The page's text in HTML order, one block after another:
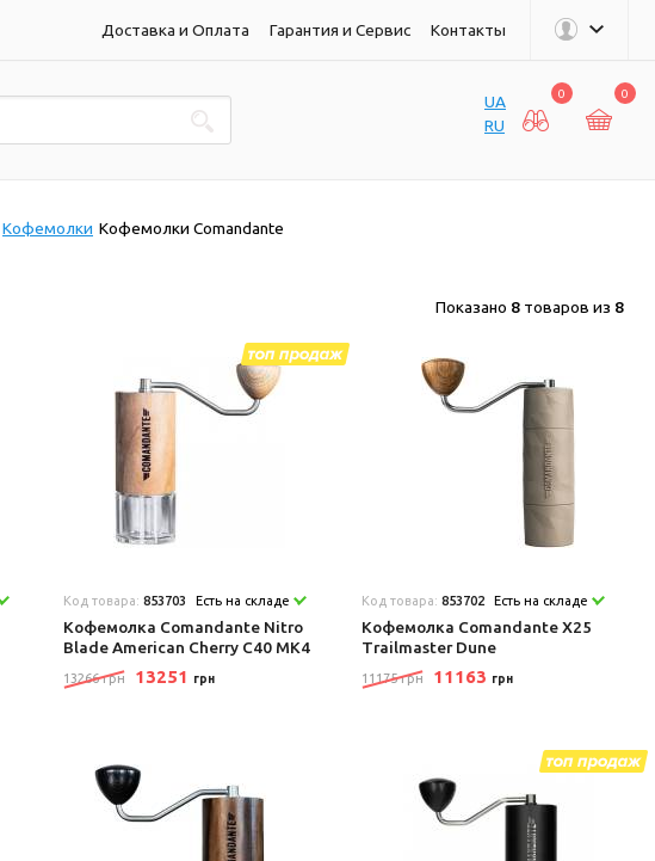
Доставка и Оплата Гарантия и Сервис Контакты
UA
RU
0 0
Кофемолки Кофемолки Comandante
Показано 8 товаров из 8
Код товара:853703 Есть на складе
Кофемолка Comandante Nitro
Blade American Cherry C40 MK4
13266 грн 13251 грн
Код товара:853702 Есть на складе
Кофемолка Comandante X25
Trailmaster Dune
11175 грн 11163 грн